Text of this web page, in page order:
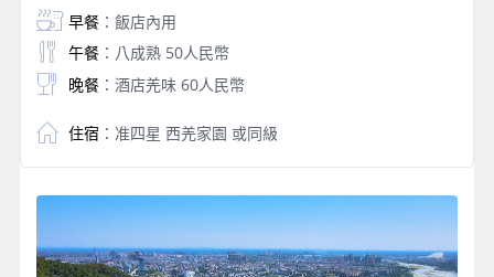
早餐：飯店內用
午餐：八成熟 50人民幣
晚餐：酒店羌味 60人民幣
住宿 ：准四星 西羌家園 或同級